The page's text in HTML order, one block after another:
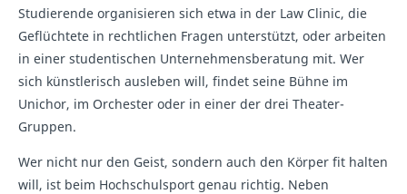
Studierende organisieren sich etwa in der Law Clinic, die
Geflüchtete in rechtlichen Fragen unterstützt, oder arbeiten
in einer studentischen Unternehmensberatung mit. Wer
sich künstlerisch ausleben will, findet seine Bühne im
Unichor, im Orchester oder in einer der drei Theater-
Gruppen.
Wer nicht nur den Geist, sondern auch den Körper fit halten
will, ist beim Hochschulsport genau richtig. Neben